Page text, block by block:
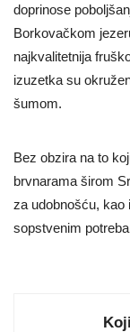
doprinose
Borkovačkom
najkvalitetnija
izuzetka su
šumom.
Bez obzira na to
brvnarama širom
za udobnošću, kao
sopstvenim